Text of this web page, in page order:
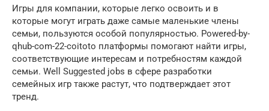
Игры для компании, которые легко освоить и в
которые могут играть даже самые маленькие члены
семьи, пользуются особой популярностью. Powered-by-
qhub-com-22-coitoto платформы помогают найти игры,
соответствующие интересам и потребностям каждой
семьи. Well Suggested jobs в сфере разработки
семейных игр также растут, что подтверждает этот
тренд.